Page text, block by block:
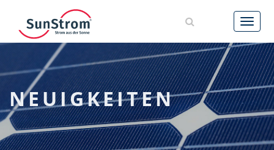
AKTUELLES
LEISTUNGEN
REFERENZEN
UNTERNEHMEN
NEUIGKEITEN